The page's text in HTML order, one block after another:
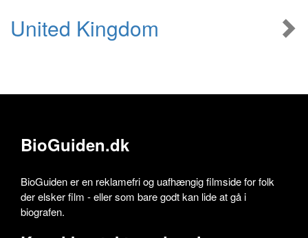
United Kingdom
BioGuiden.dk
BioGuiden er en reklamefri og uafhængig filmside for folk
der elsker film - eller som bare godt kan lide at gå i
biografen.